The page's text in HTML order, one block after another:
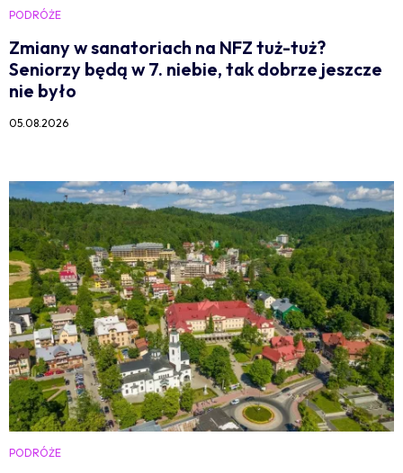
PODRÓŻE
Zmiany w sanatoriach na NFZ tuż-tuż?
Seniorzy będą w 7. niebie, tak dobrze jeszcze
nie było
05.08.2026
PODRÓŻE